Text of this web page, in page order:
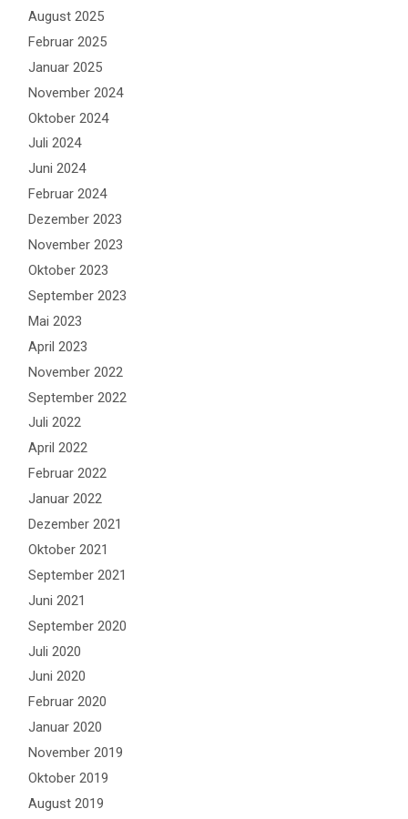
August 2025
Februar 2025
Januar 2025
November 2024
Oktober 2024
Juli 2024
Juni 2024
Februar 2024
Dezember 2023
November 2023
Oktober 2023
September 2023
Mai 2023
April 2023
November 2022
September 2022
Juli 2022
April 2022
Februar 2022
Januar 2022
Dezember 2021
Oktober 2021
September 2021
Juni 2021
September 2020
Juli 2020
Juni 2020
Februar 2020
Januar 2020
November 2019
Oktober 2019
August 2019